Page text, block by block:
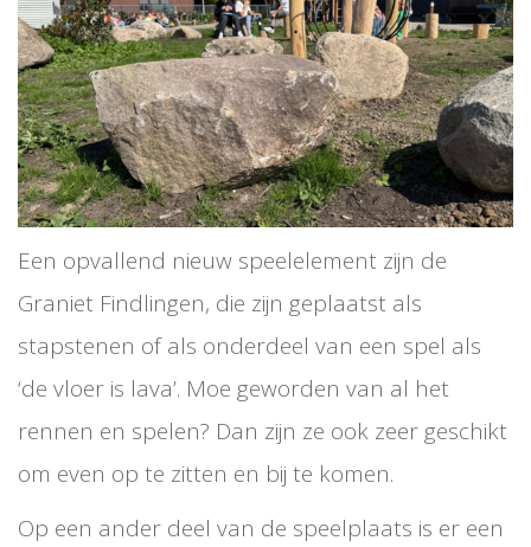
Een opvallend nieuw speelelement zijn de
Graniet Findlingen, die zijn geplaatst als
stapstenen of als onderdeel van een spel als
‘de vloer is lava’. Moe geworden van al het
rennen en spelen? Dan zijn ze ook zeer geschikt
om even op te zitten en bij te komen.
Op een ander deel van de speelplaats is er een